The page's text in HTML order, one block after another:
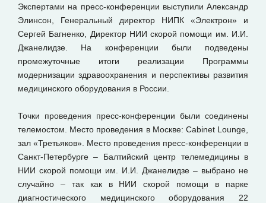
Экспертами на пресс-конференции выступили Александр
Элинсон, Генеральный директор НИПК «Электрон» и
Сергей Багненко, Директор НИИ скорой помощи им. И.И.
Джанелидзе. На конференции были подведены
промежуточные итоги реализации Программы
модернизации здравоохранения и перспективы развития
медицинского оборудования в России.
Точки проведения пресс-конференции были соединены
телемостом. Место проведения в Москве: Cabinet Lounge,
зал «Третьяков». Место проведения пресс-конференции в
Санкт-Петербурге – Балтийский центр телемедицины в
НИИ скорой помощи им. И.И. Джанелидзе – выбрано не
случайно – так как в НИИ скорой помощи в парке
диагностического медицинского оборудования 22